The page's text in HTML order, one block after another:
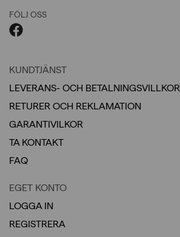
FÖLJ OSS
KUNDTJÄNST
LEVERANS- OCH BETALNINGSVILLKOR
RETURER OCH REKLAMATION
GARANTIVILKOR
TA KONTAKT
FAQ
EGET KONTO
LOGGA IN
REGISTRERA